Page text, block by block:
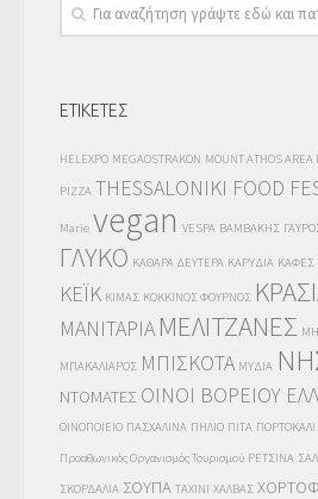
ΕΤΙΚΕΤΕΣ
HELEXPO MEGAOSTRAKON MOUNT ATHOS AREA
PIZZA THESSALONIKI FOOD
Marie vegan VESPA ΒΑΜΒΑΚΗΣ
ΓΛΥΚΟ ΚΑΘΑΡΑ ΔΕΥΤΕΡΑ ΚΑΡΥΔΙΑ ΚΑΦΕΣ
ΚΕΪΚ ΚΙΜΑΣ ΚΟΚΚΙΝΟΣ ΦΟΥΡΝΟΣ
ΜΑΝΙΤΑΡΙΑ ΜΕΛΙΤΖΑΝΕΣ
ΜΠΑΚΑΛΙΑΡΟΣ ΜΠΙΣΚΟΤΑ ΜΥΔΙΑ
ΝΤΟΜΑΤΕΣ ΟΙΝΟΙ ΒΟΡΕΙΟΥ
ΟΙΝΟΠΟΙΕΙΟ ΠΑΣΧΑΛΙΝΑ ΠΗΛΙΟ ΠΙΤΑ ΠΟΡΤΟΚΑΛΙ
Προαθωνικός Οργανισμός Τουρισμού ΡΕΤΣΙΝΑ
ΣΚΟΡΔΑΛΙΑ ΣΟΥΠΑ ΤΑΧΙΝΙ ΧΑΛΒΑΣ